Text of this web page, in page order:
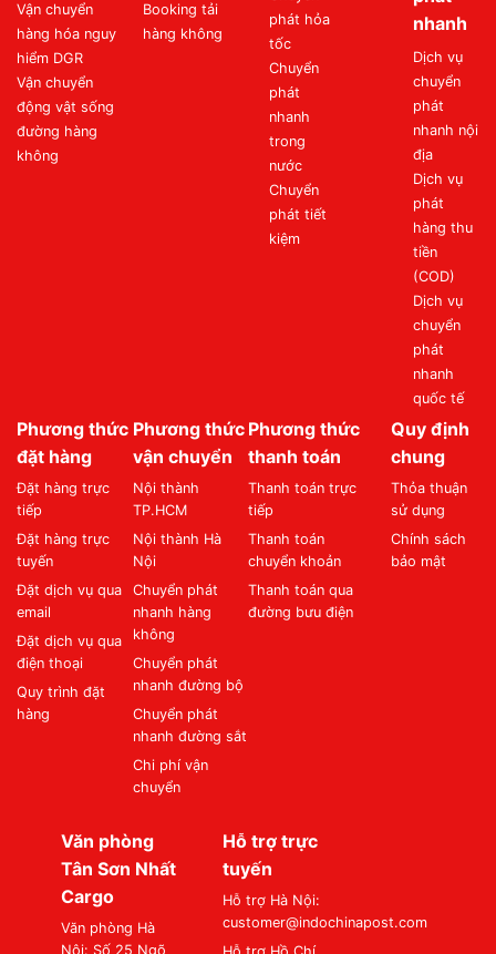
Vận chuyển
hàng hóa nguy
hiểm DGR
Vận chuyển
động vật sống
đường hàng
không
Booking tải
hàng không
phát hỏa
tốc
Chuyển
phát
nhanh
trong
nước
Chuyển
phát tiết
kiệm
nhanh
Dịch vụ
chuyển
phát
nhanh nội
địa
Dịch vụ
phát
hàng thu
tiền
(COD)
Dịch vụ
chuyển
phát
nhanh
quốc tế
Phương thức
đặt hàng
Đặt hàng trực
tiếp
Đặt hàng trực
tuyến
Đặt dịch vụ qua
email
Đặt dịch vụ qua
điện thoại
Quy trình đặt
hàng
Phương thức
vận chuyển
Nội thành
TP.HCM
Nội thành Hà
Nội
Chuyển phát
nhanh hàng
không
Chuyển phát
nhanh đường bộ
Chuyển phát
nhanh đường sắt
Chi phí vận
chuyển
Phương thức
thanh toán
Thanh toán trực
tiếp
Thanh toán
chuyển khoản
Thanh toán qua
đường bưu điện
Quy định
chung
Thỏa thuận
sử dụng
Chính sách
bảo mật
Văn phòng
Tân Sơn Nhất
Cargo
Văn phòng Hà
Nội: Số 25 Ngõ
Hỗ trợ trực
tuyến
Hỗ trợ Hà Nội:
customer@indochinapost.com